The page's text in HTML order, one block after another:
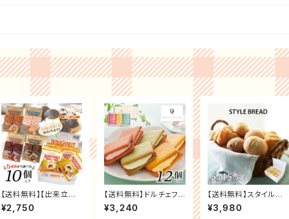
【送料無料】【出来立て
の味フローズン ドーナ
ツ】単品10個セット ポン
¥2,750
【送料無料】ドルチェフェ
リーチェ フルーツクリ
ームサンド お祝い お礼
¥3,240
【送料無料】スタイルブ
レッド 冷凍パン ギフト
セット 5種 (15個入) パ
¥3,980